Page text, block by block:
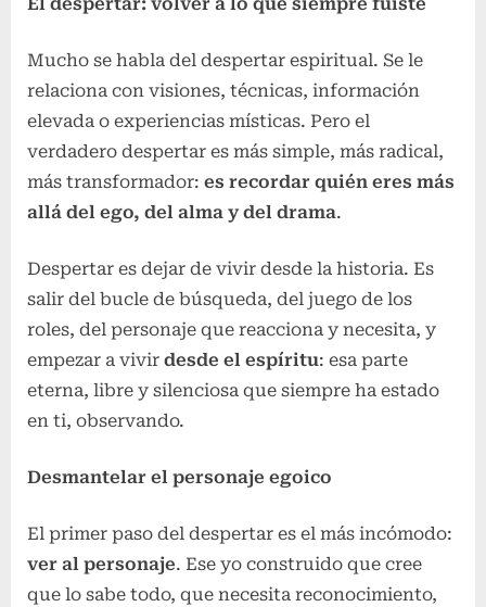
Mucho se habla del despertar espiritual. Se le
relaciona con visiones, técnicas, información
elevada o experiencias místicas. Pero el
verdadero despertar es más simple, más radical,
más transformador: es recordar quién eres más
allá del ego, del alma y del drama.
Despertar es dejar de vivir desde la historia. Es
salir del bucle de búsqueda, del juego de los
roles, del personaje que reacciona y necesita, y
empezar a vivir desde el espíritu: esa parte
eterna, libre y silenciosa que siempre ha estado
en ti, observando.
Desmantelar el personaje egoico
El primer paso del despertar es el más incómodo:
ver al personaje. Ese yo construido que cree
que lo sabe todo, que necesita reconocimiento,